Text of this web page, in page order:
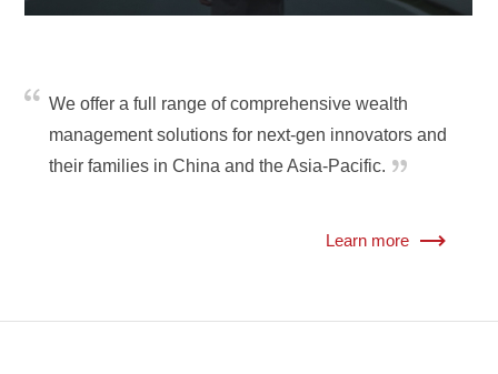
We offer a full range of comprehensive wealth
management solutions for next-gen innovators and
their families in China and the Asia-Pacific.
Learn more